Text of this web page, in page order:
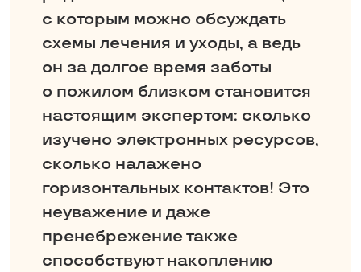
с которым можно обсуждать
схемы лечения и уходы, а ведь
он за долгое время заботы
о пожилом близком становится
настоящим экспертом: сколько
изучено электронных ресурсов,
сколько налажено
горизонтальных контактов! Это
неуважение и даже
пренебрежение также
способствуют накоплению